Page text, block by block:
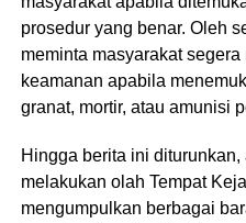
prosedur yang benar. Oleh
meminta masyarakat
keamanan apabila
granat, mortir, atau amunisi
Hingga berita ini
melakukan olah Tempat
mengumpulkan berbagai